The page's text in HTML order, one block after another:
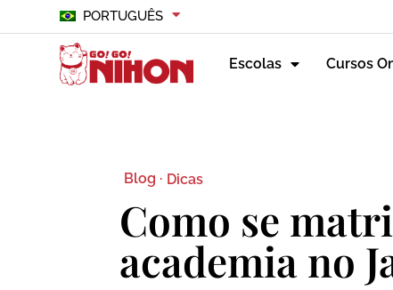
PORTUGUÊS
Escolas Cursos
Blog · Dicas
Como se
academia no